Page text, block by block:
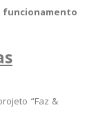
funcionamento
“Faz &